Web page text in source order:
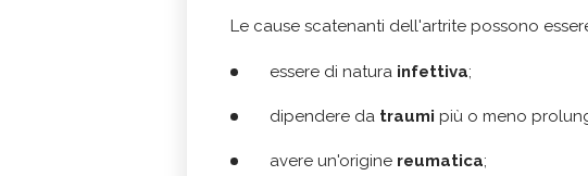
Le cause scatenanti dell'artrite possono
essere di natura infettiva;
dipendere da traumi più o meno
avere un'origine reumatica;